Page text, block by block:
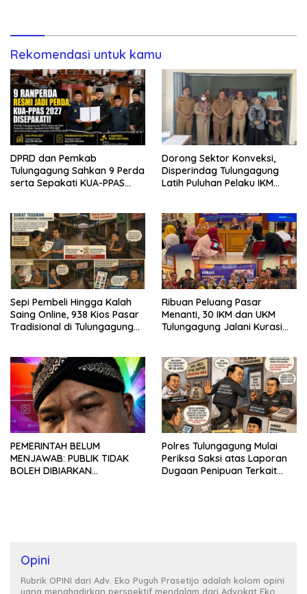
Rekomendasi untuk kamu
DPRD dan Pemkab
Tulungagung Sahkan 9 Perda
serta Sepakati KUA-PPAS
Dorong Sektor Konveksi,
Disperindag Tulungagung
Latih Puluhan Pelaku IKM
Sepi Pembeli Hingga Kalah
Saing Online, 938 Kios Pasar
Tradisional di Tulungagung
Ribuan Peluang Pasar
Menanti, 30 IKM dan UKM
Tulungagung Jalani Kurasi
PEMERINTAH BELUM
MENJAWAB: PUBLIK TIDAK
BOLEH DIBIARKAN
Polres Tulungagung Mulai
Periksa Saksi atas Laporan
Dugaan Penipuan Terkait
Opini
Rubrik OPINI dari Adv. Eko Puguh Prasetijo adalah kolom opini
yang menghadirkan perspektif mendalam dari Advokat Eko